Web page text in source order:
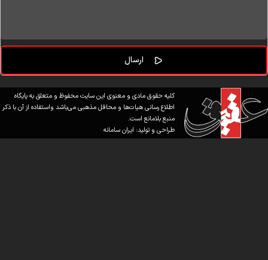
کلیه حقوق مادی و معنوی این سایت محفوظ و متعلق به پایگاه
اطلاع رسانی هیات‌ها و محافل مذهبی می‌باشد واستفاده از آن با ذکر
منبع بلامانع است.
طراحی و تولید:ایران سامانه